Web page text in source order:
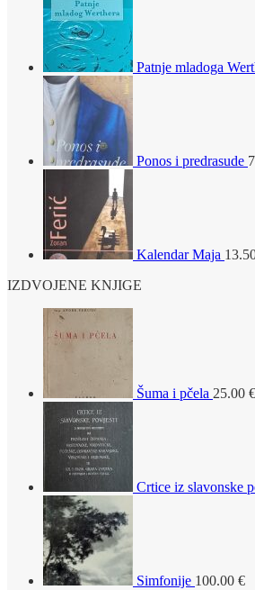
Patnje mladoga
Ponos i predrasude
Kalendar Maja
IZDVOJENE KNJIGE
Šuma i pčela 25.00 €
Crtice iz slavonske
Simfonije 100.00 €